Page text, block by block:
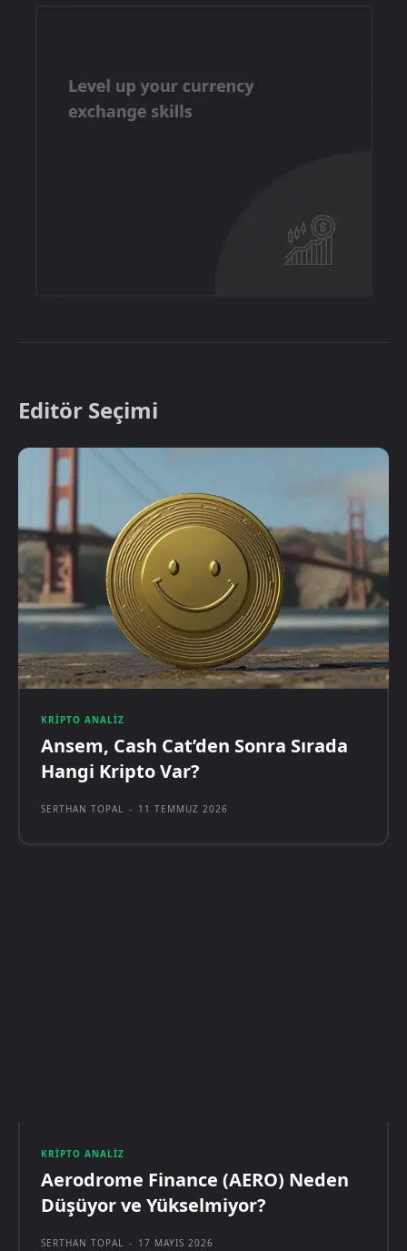
Editör Seçimi
KRIPTO ANALIZ
Ansem, Cash Cat’den Sonra Sırada
Hangi Kripto Var?
SERTHAN TOPAL - 11 TEMMUZ 2026
KRIPTO ANALIZ
Aerodrome Finance (AERO) Neden
Düşüyor ve Yükselmiyor?
SERTHAN TOPAL - 17 MAYIS 2026